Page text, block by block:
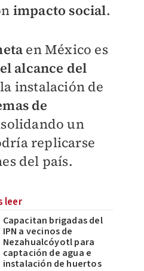
impacto social.
en México es
alcance del
instalación de
de
un
replicarse
del país.
leer
Capacitan brigadas del
IPN a vecinos de
Nezahualcóyotl para
captación de agua e
instalación de huertos